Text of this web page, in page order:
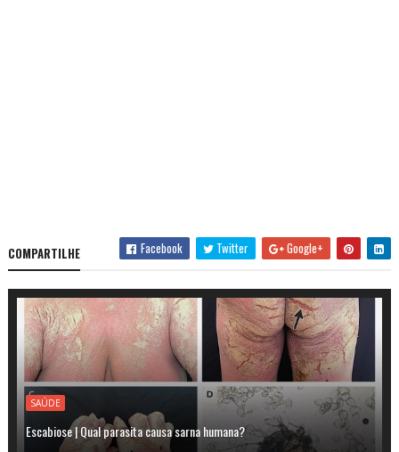
COMPARTILHE Facebook Twitter Google+
SAÚDE
Escabiose | Qual parasita causa sarna humana?